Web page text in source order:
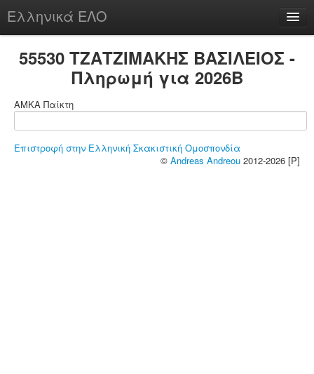
Ελληνικά ΕΛΟ
chesstu.be @ discord
55530 ΤΖΑΤΖΙΜΑΚΗΣ ΒΑΣΙΛΕΙΟΣ -
Πληρωμή για 2026B
ΑΜΚΑ Παίκτη
Επιστροφή στην Ελληνική Σκακιστική Ομοσπονδία
© Andreas Andreou 2012-2026 [P]